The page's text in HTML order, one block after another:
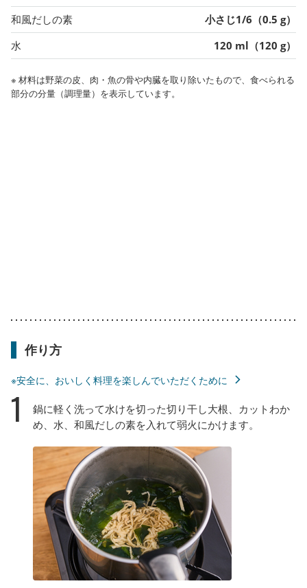
和風だしの素
小さじ1/6（0.5 g）
水
120 ml（120 g）
※ 材料は野菜の皮、肉・魚の骨や内臓を取り除いたもので、食べられる
部分の分量（調理量）を表示しています。
作り方
※安全に、おいしく料理を楽しんでいただくために
1
鍋に軽く洗って水けを切った切り干し大根、カットわか
め、水、和風だしの素を入れて弱火にかけます。